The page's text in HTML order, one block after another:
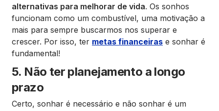
alternativas para melhorar de vida. Os sonhos
funcionam como um combustível, uma motivação a
mais para sempre buscarmos nos superar e
crescer. Por isso, ter metas financeiras e sonhar é
fundamental!
5. Não ter planejamento a longo
prazo
Certo, sonhar é necessário e não sonhar é um